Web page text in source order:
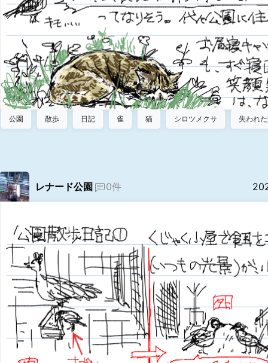
公園 散歩 日記 雀 猫 シロツメクサ 失われ
レナード公園 0件